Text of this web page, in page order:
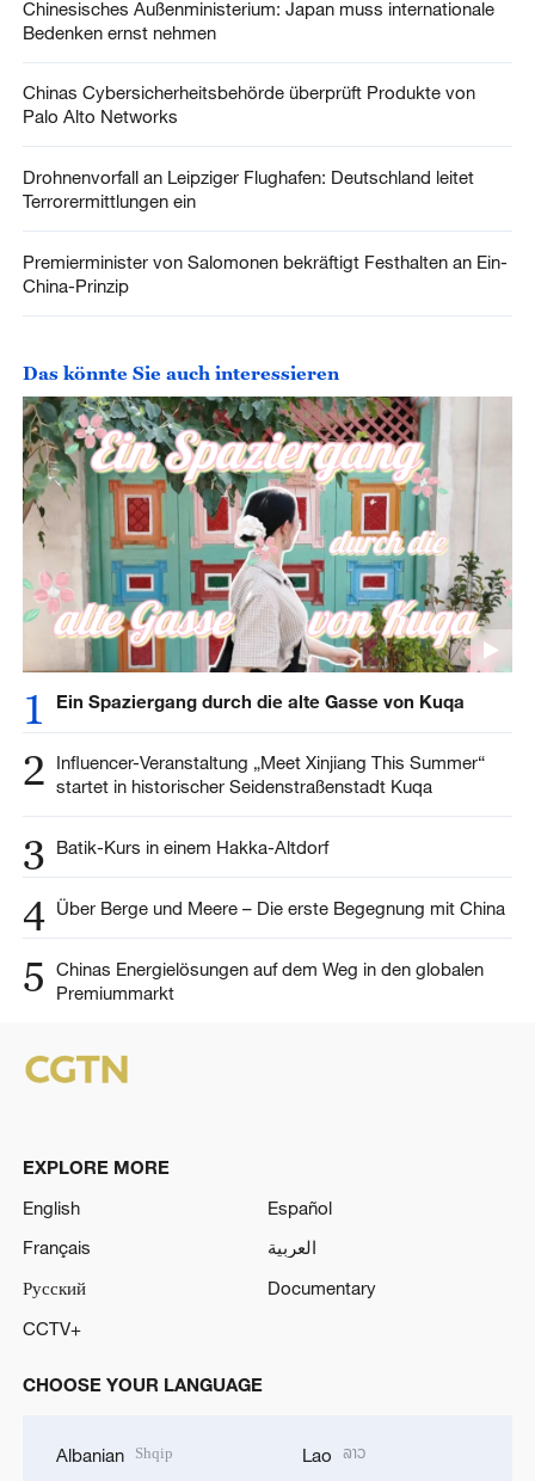
Chinesisches Außenministerium: Japan muss internationale
Bedenken ernst nehmen
Chinas Cybersicherheitsbehörde überprüft Produkte von
Palo Alto Networks
Drohnenvorfall an Leipziger Flughafen: Deutschland leitet
Terrorermittlungen ein
Premierminister von Salomonen bekräftigt Festhalten an Ein-
China-Prinzip
Das könnte Sie auch interessieren
1 Ein Spaziergang durch die alte Gasse von Kuqa
2
Influencer-Veranstaltung „Meet Xinjiang This Summer“
startet in historischer Seidenstraßenstadt Kuqa
3 Batik-Kurs in einem Hakka-Altdorf
4 Über Berge und Meere – Die erste Begegnung mit China
5
Chinas Energielösungen auf dem Weg in den globalen
Premiummarkt
EXPLORE MORE
English
Español
Français
العربية
Русский
Documentary
CCTV+
CHOOSE YOUR LANGUAGE
Albanian Shqip Lao ລາວ